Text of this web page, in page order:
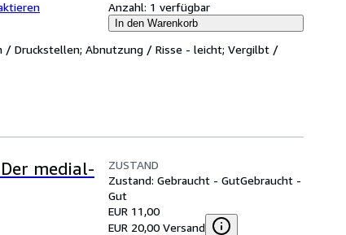
Anzahl: 1 verfügbar
In den Warenkorb
/ Druckstellen; Abnutzung / Risse - leicht; Vergilbt /
medial-
ZUSTAND
Zustand: Gebraucht - GutGebraucht -
Gut
EUR 11,00
EUR 20,00 Versand